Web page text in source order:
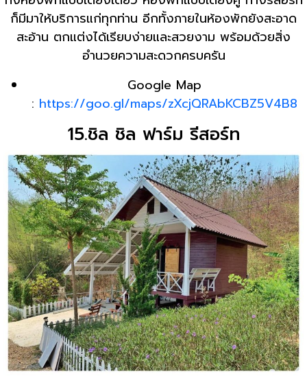
ก็มีมาให้บริการแก่ทุกท่าน อีกทั้งภายในห้องพักยังสะอาด
สะอ้าน ตกแต่งได้เรียบง่ายและสวยงาม พร้อมด้วยสิ่ง
อำนวยความสะดวกครบครัน
Google Map
: https://goo.gl/maps/zXcjQRAbKCBZ5V4B8
15.ชิล ชิล ฟาร์ม รีสอร์ท